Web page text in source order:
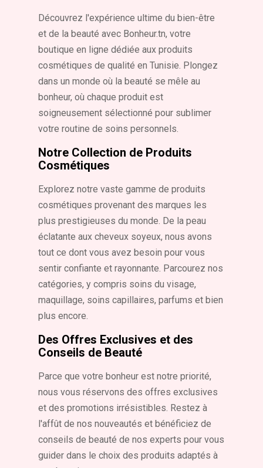
Découvrez l'expérience ultime du bien-être
et de la beauté avec Bonheur.tn, votre
boutique en ligne dédiée aux produits
cosmétiques de qualité en Tunisie. Plongez
dans un monde où la beauté se mêle au
bonheur, où chaque produit est
soigneusement sélectionné pour sublimer
votre routine de soins personnels.
Notre Collection de Produits
Cosmétiques
Explorez notre vaste gamme de produits
cosmétiques provenant des marques les
plus prestigieuses du monde. De la peau
éclatante aux cheveux soyeux, nous avons
tout ce dont vous avez besoin pour vous
sentir confiante et rayonnante. Parcourez nos
catégories, y compris soins du visage,
maquillage, soins capillaires, parfums et bien
plus encore.
Des Offres Exclusives et des
Conseils de Beauté
Parce que votre bonheur est notre priorité,
nous vous réservons des offres exclusives
et des promotions irrésistibles. Restez à
l'affût de nos nouveautés et bénéficiez de
conseils de beauté de nos experts pour vous
guider dans le choix des produits adaptés à